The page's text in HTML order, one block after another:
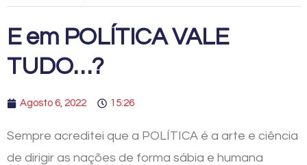
E em POLÍTICA VALE
TUDO…?
Agosto 6, 2022 15:26
Sempre acreditei que a POLÍTICA é a arte e ciência
de dirigir as nações de forma sábia e humana